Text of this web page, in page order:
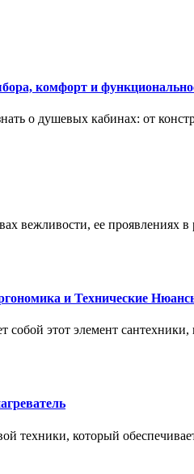
комфорт и
о душевых кабинах: от
вежливости, ее
и Технические
собой этот элемент
техники, который